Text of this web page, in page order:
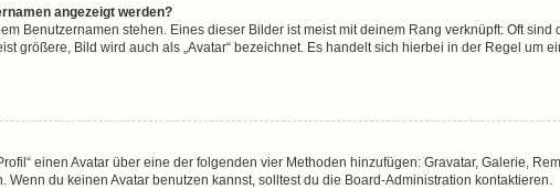
angezeigt werden?
Benutzernamen stehen. Eines dieser Bilder ist meist mit deinem Rang verknüpft: Oft
größere, Bild wird auch als „Avatar“ bezeichnet. Es handelt sich hierbei in der Regel um
einen Avatar über eine der folgenden vier Methoden hinzufügen: Gravatar, Galerie,
du keinen Avatar benutzen kannst, solltest du die Board-Administration kontaktieren.